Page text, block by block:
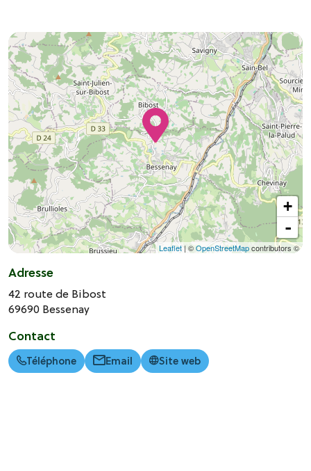
+
-
Leaflet| ©OpenStreetMapcontributors ©
Adresse
42 route de Bibost
69690 Bessenay
Contact
Téléphone Email Site web